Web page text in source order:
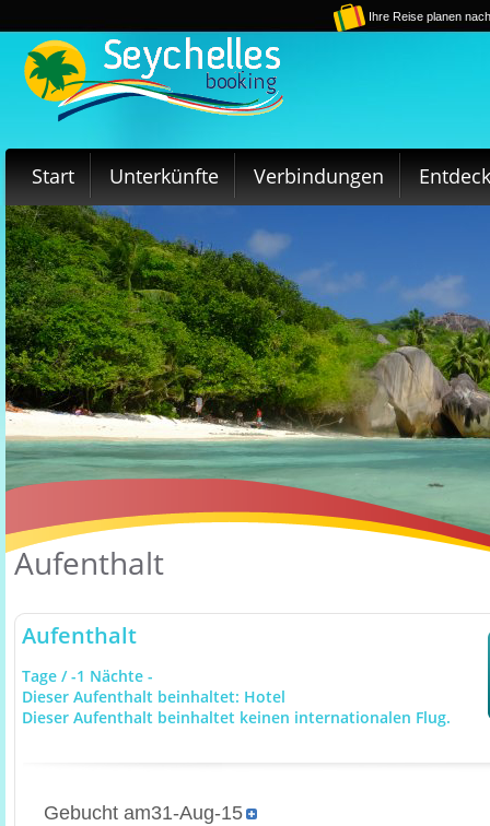
Ihre Reise planen
Start Unterkünfte Verbindungen
Aufenthalt
Aufenthalt
Tage / -1 Nächte -
Dieser Aufenthalt beinhaltet: Hotel
Dieser Aufenthalt beinhaltet keinen internationalen Flug.
Gebucht am31-Aug-15